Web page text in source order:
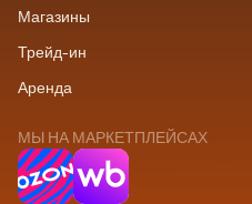
Магазины
Трейд-ин
Аренда
МЫ НА МАРКЕТПЛЕЙСАХ